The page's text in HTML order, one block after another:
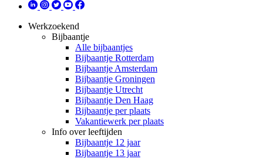
Werkzoekend
Bijbaantje
Alle bijbaantjes
Bijbaantje Rotterdam
Bijbaantje Amsterdam
Bijbaantje Groningen
Bijbaantje Utrecht
Bijbaantje Den Haag
Bijbaantje per plaats
Vakantiewerk per plaats
Info over leeftijden
Bijbaantje 12 jaar
Bijbaantje 13 jaar